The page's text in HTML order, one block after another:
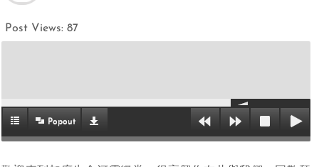
Post Views: 87
Popout